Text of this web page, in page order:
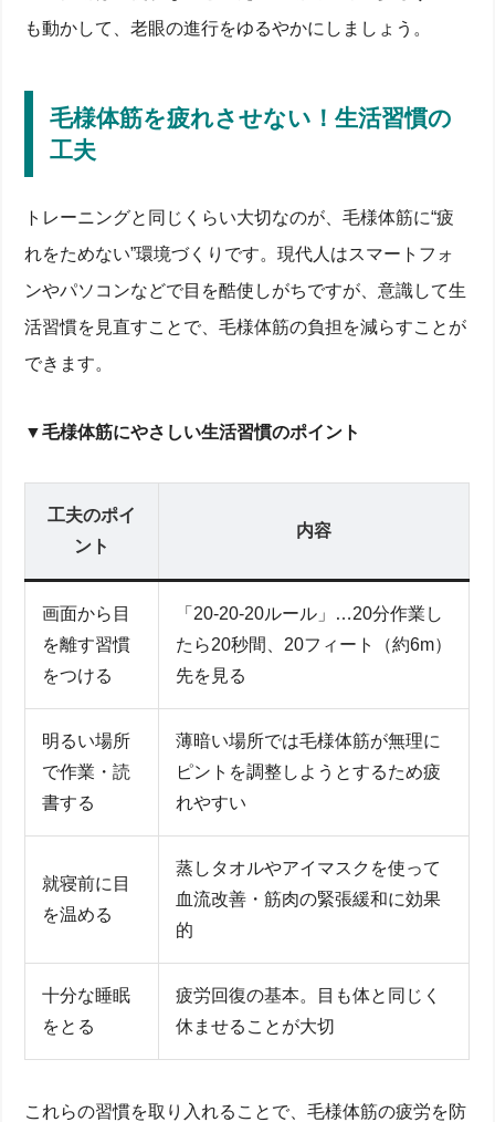
も動かして、老眼の進行をゆるやかにしましょう。
毛様体筋を疲れさせない！生活習慣の
工夫
トレーニングと同じくらい大切なのが、毛様体筋に“疲
れをためない”環境づくりです。現代人はスマートフォ
ンやパソコンなどで目を酷使しがちですが、意識して生
活習慣を見直すことで、毛様体筋の負担を減らすことが
できます。
▼毛様体筋にやさしい生活習慣のポイント
工夫のポイ
ント
内容
画面から目
を離す習慣
をつける
「20-20-20ルール」…20分作業し
たら20秒間、20フィート（約6m）
先を見る
明るい場所
で作業・読
書する
薄暗い場所では毛様体筋が無理に
ピントを調整しようとするため疲
れやすい
就寝前に目
を温める
蒸しタオルやアイマスクを使って
血流改善・筋肉の緊張緩和に効果
的
十分な睡眠
をとる
疲労回復の基本。目も体と同じく
休ませることが大切
これらの習慣を取り入れることで、毛様体筋の疲労を防
老眼対策に使われる目薬・サプリの正しい選び方
快適な視界を保つために、今からできること
老眼鏡は早めに使おう
まとめ